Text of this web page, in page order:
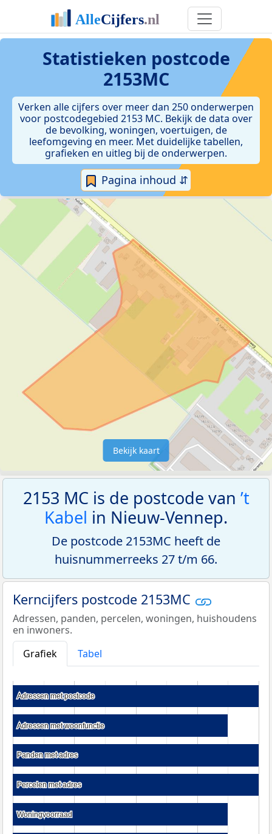
Statistieken postcode
2153MC
Verken alle cijfers over meer dan 250 onderwerpen
voor postcodegebied 2153 MC. Bekijk de data over
de bevolking, woningen, voertuigen, de
leefomgeving en meer. Met duidelijke tabellen,
grafieken en uitleg bij de onderwerpen.
Pagina inhoud ⇵
Bekijk kaart
2153 MC is de postcode van ’t
Kabel in Nieuw-Vennep.
De postcode 2153MC heeft de
huisnummerreeks 27 t/m 66.
Kerncijfers postcode 2153MC
Adressen, panden, percelen, woningen, huishoudens
en inwoners.
Grafiek
Tabel
Adressen met postcode
Adressen met postcode
Adressen met woonfunctie
Adressen met woonfunctie
Panden met adres
Panden met adres
Percelen met adres
Percelen met adres
Woningvoorraad
Woningvoorraad